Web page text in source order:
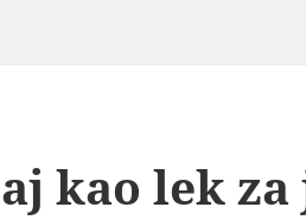
kao lek